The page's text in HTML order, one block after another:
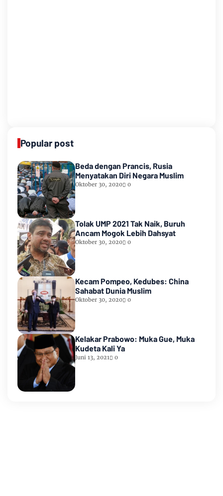
Popular post
Beda dengan Prancis, Rusia
Menyatakan Diri Negara Muslim
Oktober 30, 2020 0
Tolak UMP 2021 Tak Naik, Buruh
Ancam Mogok Lebih Dahsyat
Oktober 30, 2020 0
Kecam Pompeo, Kedubes: China
Sahabat Dunia Muslim
Oktober 30, 2020 0
Kelakar Prabowo: Muka Gue, Muka
Kudeta Kali Ya
Juni 13, 2021 0